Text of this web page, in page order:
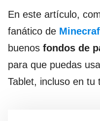
En este artículo,
fanático de
buenos fondos de
para que puedas
Tablet, incluso en tu